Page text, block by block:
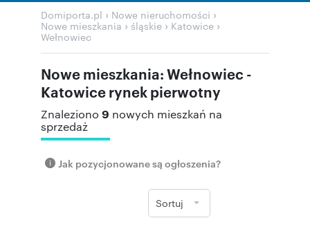
Domiporta.pl › Nowe nieruchomości ›
Nowe mieszkania › śląskie › Katowice ›
Wełnowiec
Nowe mieszkania: Wełnowiec -
Katowice rynek pierwotny
Znaleziono 9 nowych mieszkań na
sprzedaż
Jak pozycjonowane są ogłoszenia?
Sortuj